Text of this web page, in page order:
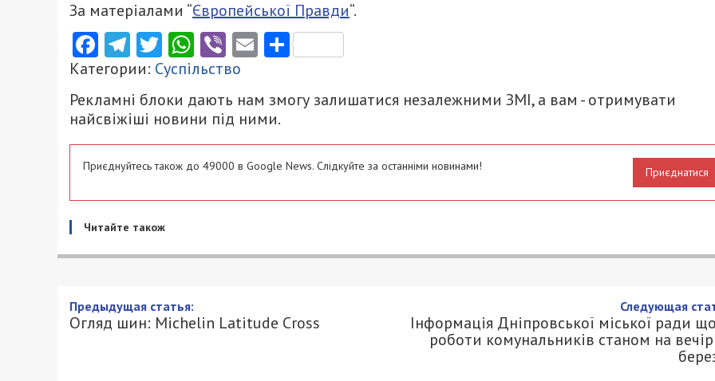
За матеріалами “Європейської Правди“.
Facebook
Telegram
Twitter
WhatsApp
ViberEmailПоділитися
Категории: Суспільство
Рекламні блоки дають нам змогу залишатися незалежними ЗМІ, а вам - отримувати
найсвіжіші новини під ними.
Приєднуйтесь також до 49000 в Google News. Слідкуйте за останніми новинами! Приєднатися
Читайте також
Предыдущая статья:
Огляд шин: Michelin Latitude Cross
Следующая
Інформація Дніпровської міської ради
роботи комунальників станом на